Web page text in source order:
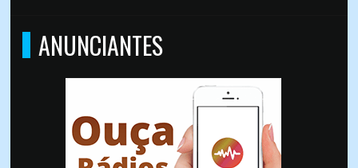
ANUNCIANTES